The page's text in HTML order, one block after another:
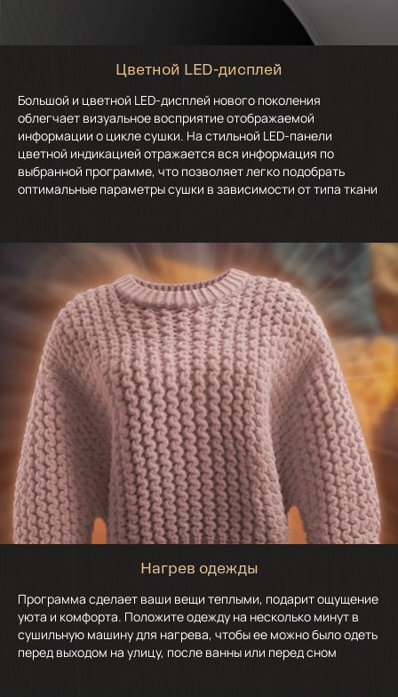
Цветной LED-дисплей
Большой и цветной LED-дисплей нового поколения
облегчает визуальное восприятие отображаемой
информации о цикле сушки. На стильной LED-панели
цветной индикацией отражается вся информация по
выбранной программе, что позволяет легко подобрать
оптимальные параметры сушки в зависимости от типа ткани
Нагрев одежды
Программа сделает ваши вещи теплыми, подарит ощущение
уюта и комфорта. Положите одежду на несколько минут в
сушильную машину для нагрева, чтобы ее можно было одеть
перед выходом на улицу, после ванны или перед сном